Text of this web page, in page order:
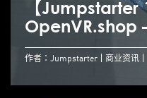
【Jumpstarter
OpenVR.shop
作者：Jumpstarter 商业资讯